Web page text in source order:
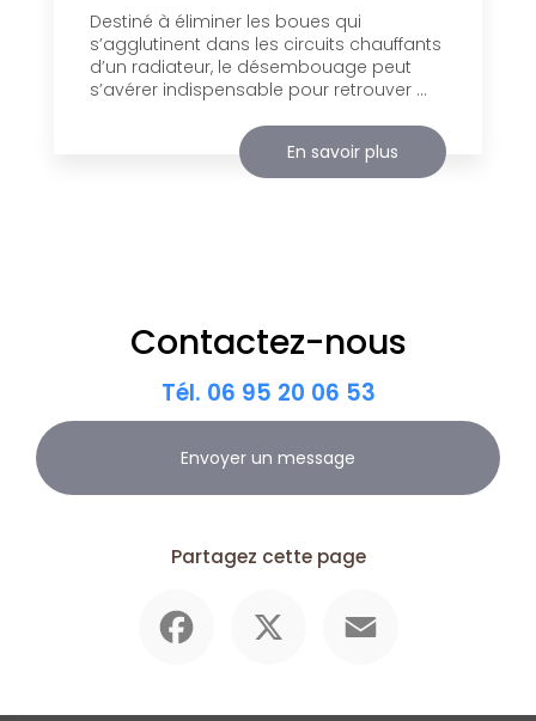
Destiné à éliminer les boues qui
s’agglutinent dans les circuits chauffants
d’un radiateur, le désembouage peut
s’avérer indispensable pour retrouver ...
En savoir plus
Contactez-nous
Tél. 06 95 20 06 53
Envoyer un message
Partagez cette page